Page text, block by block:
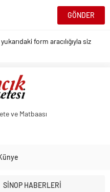
form aracılığıyla siz
ve Matbaası
SİNOP HABERLERİ